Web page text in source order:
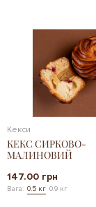
Кекси
КЕКС СИРКОВО-
МАЛИНОВИЙ
147.00 грн
Вага: 0.5 кг 0.9 кг